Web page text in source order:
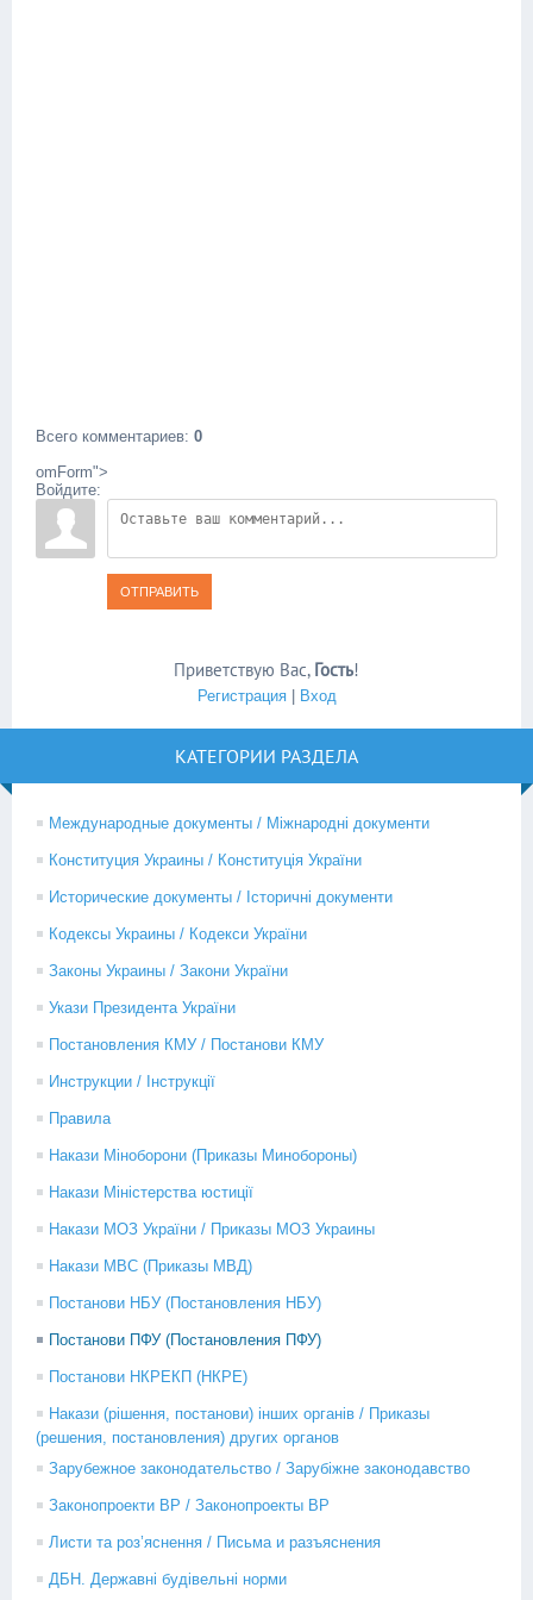
Всего комментариев: 0
omForm">
Войдите:
ОТПРАВИТЬ
Приветствую Вас, Гость!
Регистрация| Вход
КАТЕГОРИИ РАЗДЕЛА
Международные документы / Міжнародні документи
Конституция Украины / Конституція України
Исторические документы / Історичні документи
Кодексы Украины / Кодекси України
Законы Украины / Закони України
Укази Президента України
Постановления КМУ / Постанови КМУ
Инструкции / Інструкції
Правила
Накази Міноборони (Приказы Минобороны)
Накази Міністерства юстиції
Накази МОЗ України / Приказы МОЗ Украины
Накази МВС (Приказы МВД)
Постанови НБУ (Постановления НБУ)
Постанови ПФУ (Постановления ПФУ)
Постанови НКРЕКП (НКРЕ)
Накази (рішення, постанови) інших органів / Приказы
(решения, постановления) других органов
Зарубежное законодательство / Зарубіжне законодавство
Законопроекти ВР / Законопроекты ВР
Листи та роз’яснення / Письма и разъяснения
ДБН. Державні будівельні норми